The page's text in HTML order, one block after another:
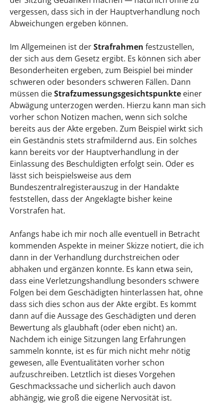
vergessen, dass sich in der Hauptverhandlung noch
Abweichungen ergeben können.
Im Allgemeinen ist derStrafrahmen festzustellen,
der sich aus dem Gesetz ergibt. Es können sich aber
Besonderheiten ergeben, zum Beispiel bei minder
schweren oder besonders schweren Fällen. Dann
müssen dieStrafzumessungsgesichtspunkte einer
Abwägung unterzogen werden. Hierzu kann man sich
vorher schon Notizen machen, wenn sich solche
bereits aus der Akte ergeben. Zum Beispiel wirkt sich
ein Geständnis stets strafmildernd aus. Ein solches
kann bereits vor der Hauptverhandlung in der
Einlassung des Beschuldigten erfolgt sein. Oder es
lässt sich beispielsweise aus dem
Bundeszentralregisterauszug in der Handakte
feststellen, dass der Angeklagte bisher keine
Vorstrafen hat.
Anfangs habe ich mir noch alle eventuell in Betracht
kommenden Aspekte in meiner Skizze notiert, die ich
dann in der Verhandlung durchstreichen oder
abhaken und ergänzen konnte. Es kann etwa sein,
dass eine Verletzungshandlung besonders schwere
Folgen bei dem Geschädigten hinterlassen hat, ohne
dass sich dies schon aus der Akte ergibt. Es kommt
dann auf die Aussage des Geschädigten und deren
Bewertung als glaubhaft (oder eben nicht) an.
Nachdem ich einige Sitzungen lang Erfahrungen
sammeln konnte, ist es für mich nicht mehr nötig
gewesen, alle Eventualitäten vorher schon
aufzuschreiben. Letztlich ist dieses Vorgehen
Geschmackssache und sicherlich auch davon
abhängig, wie groß die eigene Nervosität ist.